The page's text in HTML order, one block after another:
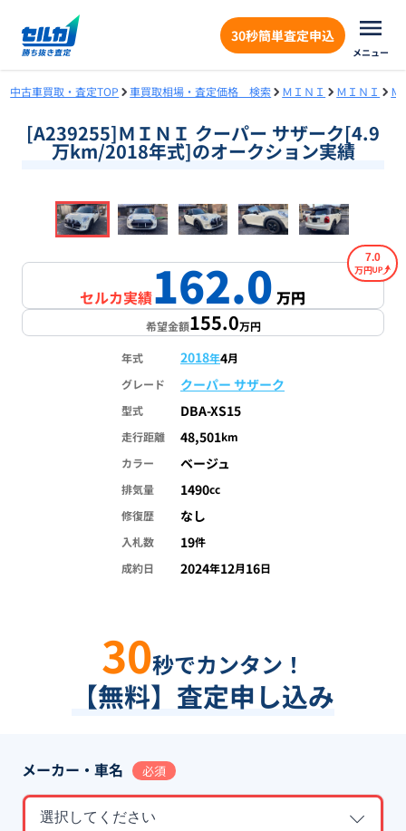
30秒簡単査定申込
メニュー
中古車買取・査定TOP 車買取相場・査定価格 検索 ＭＩＮＩ ＭＩＮＩ Ｍ
[A239255]ＭＩＮＩ クーパー サザーク[4.9
万km/2018年式]のオークション実績
1/18
セルカ実績162.0万円
7.0
万円
希望金額155.0万円
年式 2018年4月
グレード
クーパー サザーク
型式 DBA-XS15
走行距離 48,501km
カラー
ベージュ
排気量 1490cc
修復歴
なし
入札数 19件
成約日
2024年12月16日
30秒でカンタン！
【無料】査定申し込み
メーカー・車名 必須
選択してください